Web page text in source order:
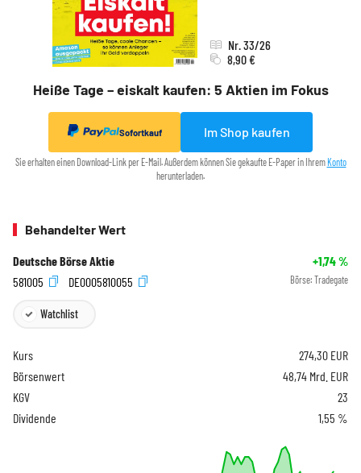
Heiße Tage – eiskalt kaufen: 5 Aktien im Fokus
Nr. 33/26
8,90 €
Sofortkauf Im Shop kaufen
Sie erhalten einen Download-Link per E-Mail. Außerdem können Sie gekaufte E-Paper in Ihrem Konto
herunterladen.
Behandelter Wert
Deutsche Börse Aktie +1,74%
581005
DE0005810055 Börse: Tradegate
Watchlist
Kurs 274,30 EUR
Börsenwert
48,74 Mrd. EUR
KGV
23
Dividende
1,55 %